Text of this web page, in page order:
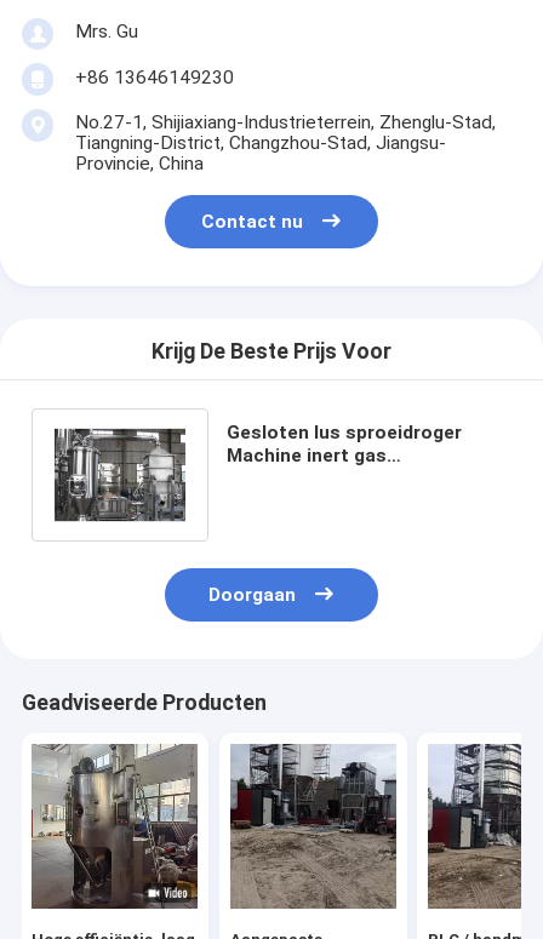
Mrs. Gu
+86 13646149230
No.27-1, Shijiaxiang-Industrieterrein, Zhenglu-Stad,
Tiangning-District, Changzhou-Stad, Jiangsu-
Provincie, China
Contact nu
Krijg De Beste Prijs Voor
Gesloten lus sproeidroger
Machine inert gas
Doorgaan
Geadviseerde Producten